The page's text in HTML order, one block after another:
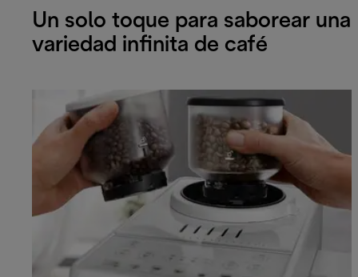
Un solo toque para saborear una
variedad infinita de café